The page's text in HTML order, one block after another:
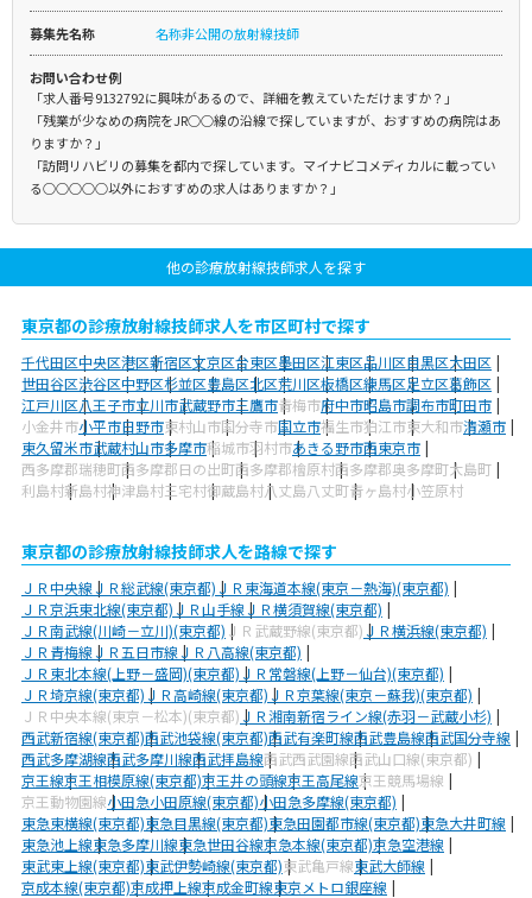
募集先名称 名称非公開の放射線技師
お問い合わせ例
「求人番号9132792に興味があるので、詳細を教えていただけますか？」
「残業が少なめの病院をJR○○線の沿線で探していますが、おすすめの病院はあ
りますか？」
「訪問リハビリの募集を都内で探しています。マイナビコメディカルに載ってい
る○○○○○以外におすすめの求人はありますか？」
他の診療放射線技師求人を探す
東京都の診療放射線技師求人を市区町村で探す
千代田区中央区港区新宿区文京区台東区墨田区江東区品川区目黒区大田区
世田谷区渋谷区中野区杉並区豊島区北区荒川区板橋区練馬区足立区葛飾区
江戸川区八王子市立川市武蔵野市三鷹市青梅市府中市昭島市調布市町田市
小金井市小平市日野市東村山市国分寺市国立市福生市狛江市東大和市清瀬市
東久留米市武蔵村山市多摩市稲城市羽村市あきる野市西東京市
西多摩郡瑞穂町西多摩郡日の出町西多摩郡檜原村西多摩郡奥多摩町大島町
利島村新島村神津島村三宅村御蔵島村八丈島八丈町青ヶ島村小笠原村
東京都の診療放射線技師求人を路線で探す
ＪＲ中央線ＪＲ総武線(東京都)ＪＲ東海道本線(東京－熱海)(東京都)
ＪＲ京浜東北線(東京都)ＪＲ山手線ＪＲ横須賀線(東京都)
ＪＲ南武線(川崎－立川)(東京都) ＪＲ武蔵野線(東京都)ＪＲ横浜線(東京都)
ＪＲ青梅線ＪＲ五日市線ＪＲ八高線(東京都)
ＪＲ東北本線(上野－盛岡)(東京都)ＪＲ常磐線(上野－仙台)(東京都)
ＪＲ埼京線(東京都)ＪＲ高崎線(東京都)ＪＲ京葉線(東京－蘇我)(東京都)
ＪＲ中央本線(東京－松本)(東京都)ＪＲ湘南新宿ライン線(赤羽－武蔵小杉)
西武新宿線(東京都)西武池袋線(東京都)西武有楽町線西武豊島線西武国分寺線
西武多摩湖線西武多摩川線西武拝島線西武西武園線西武山口線(東京都)
京王線京王相模原線(東京都)京王井の頭線京王高尾線京王競馬場線
京王動物園線小田急小田原線(東京都)小田急多摩線(東京都)
東急東横線(東京都)東急目黒線(東京都)東急田園都市線(東京都)東急大井町線
東急池上線東急多摩川線東急世田谷線京急本線(東京都)京急空港線
東武東上線(東京都)東武伊勢崎線(東京都)東武亀戸線東武大師線
京成本線(東京都)京成押上線京成金町線東京メトロ銀座線